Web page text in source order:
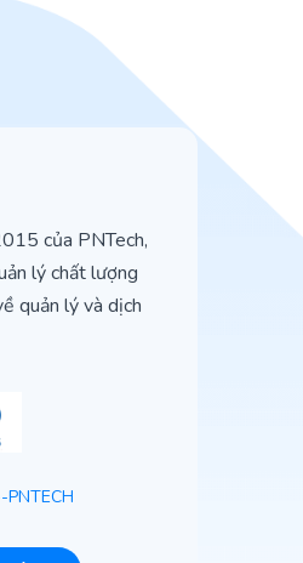
của PNTech,
lý chất lượng
quản lý và dịch